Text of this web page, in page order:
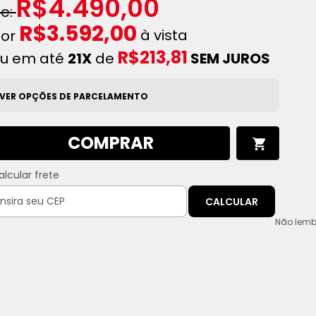
R$4.490,00
R$3.592,00 à vista
em até 21Xde R$213,81 SEM JUROS
OPÇÕES DE PARCELAMENTO
COMPRAR
frete
CALCULAR
Não